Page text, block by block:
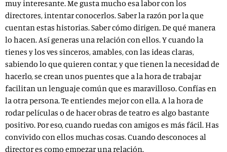
muy interesante. Me gusta mucho esa labor con los
directores, intentar conocerlos. Saber la razón por la que
cuentan estas historias. Saber cómo dirigen. De qué manera
lo hacen. Así generas una relación con ellos. Y cuando la
tienes y los ves sinceros, amables, con las ideas claras,
sabiendo lo que quieren contar, y que tienen la necesidad de
hacerlo, se crean unos puentes que a la hora de trabajar
facilitan un lenguaje común que es maravilloso. Confías en
la otra persona. Te entiendes mejor con ella. A la hora de
rodar películas o de hacer obras de teatro es algo bastante
positivo. Por eso, cuando ruedas con amigos es más fácil. Has
convivido con ellos muchas cosas. Cuando desconoces al
director es como empezar una relación.